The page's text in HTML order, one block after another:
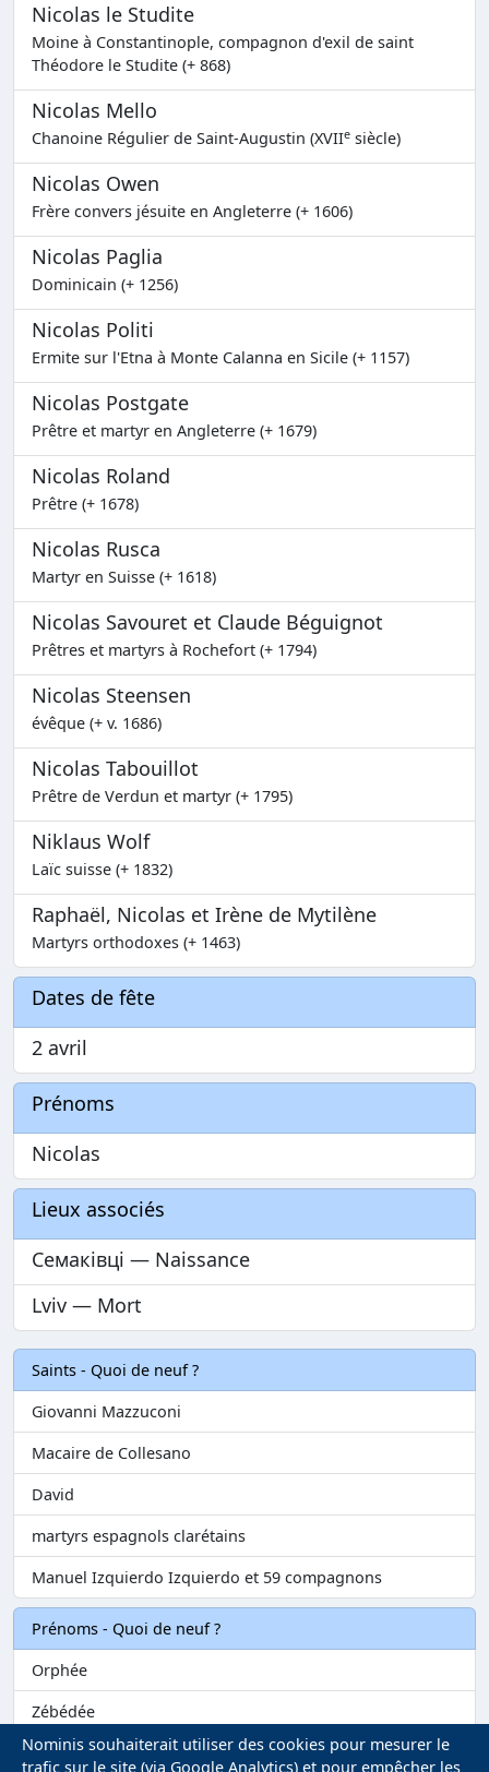
Nicolas le Studite
Moine à Constantinople, compagnon d'exil de saint
Théodore le Studite (+ 868)
Nicolas Mello
Chanoine Régulier de Saint-Augustin (XVIIe siècle)
Nicolas Owen
Frère convers jésuite en Angleterre (+ 1606)
Nicolas Paglia
Dominicain (+ 1256)
Nicolas Politi
Ermite sur l'Etna à Monte Calanna en Sicile (+ 1157)
Nicolas Postgate
Prêtre et martyr en Angleterre (+ 1679)
Nicolas Roland
Prêtre (+ 1678)
Nicolas Rusca
Martyr en Suisse (+ 1618)
Nicolas Savouret et Claude Béguignot
Prêtres et martyrs à Rochefort (+ 1794)
Nicolas Steensen
évêque (+ v. 1686)
Nicolas Tabouillot
Prêtre de Verdun et martyr (+ 1795)
Niklaus Wolf
Laïc suisse (+ 1832)
Raphaël, Nicolas et Irène de Mytilène
Martyrs orthodoxes (+ 1463)
Dates de fête
2 avril
Prénoms
Nicolas
Lieux associés
Семаківці — Naissance
Lviv — Mort
Saints - Quoi de neuf ?
Giovanni Mazzuconi
Macaire de Collesano
David
martyrs espagnols clarétains
Manuel Izquierdo Izquierdo et 59 compagnons
Prénoms - Quoi de neuf ?
Orphée
Zébédée
Melvil
Nominis souhaiterait utiliser des cookies pour mesurer le
trafic sur le site (via Google Analytics) et pour empêcher les